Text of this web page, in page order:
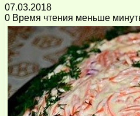
07.03.2018
0 Время чтения меньше